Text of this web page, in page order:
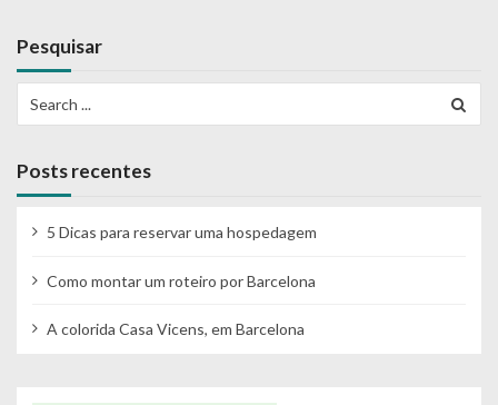
Pesquisar
for:
Posts recentes
5 Dicas para reservar uma hospedagem
Como montar um roteiro por Barcelona
A colorida Casa Vicens, em Barcelona